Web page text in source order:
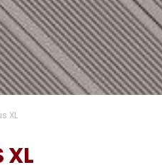
XL
XL